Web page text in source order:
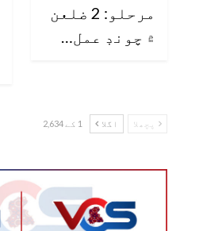
مرحلو: 2 ضلعن
۾ چونڊ عمل…
پچھلا اگلا 1 کے 2,634